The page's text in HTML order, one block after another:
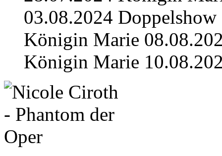
03.08.2024
Königin Marie
Königin Marie